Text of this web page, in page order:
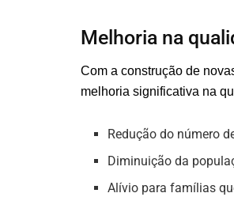
Melhoria na
Com a construção de
melhoria significativa na
Redução do número
Diminuição da
Alívio para famílias